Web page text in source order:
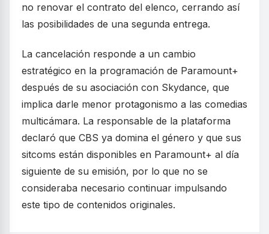
no renovar el contrato del elenco, cerrando así
las posibilidades de una segunda entrega.
La cancelación responde a un cambio
estratégico en la programación de Paramount+
después de su asociación con Skydance, que
implica darle menor protagonismo a las comedias
multicámara. La responsable de la plataforma
declaró que CBS ya domina el género y que sus
sitcoms están disponibles en Paramount+ al día
siguiente de su emisión, por lo que no se
consideraba necesario continuar impulsando
este tipo de contenidos originales.